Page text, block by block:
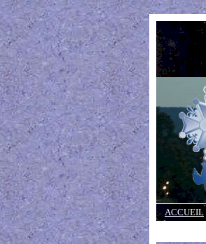
ACCUEIL
Réponses